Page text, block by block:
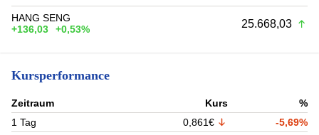
HANG SENG
+136,03
+0,53% 25.668,03
Kursperformance
Zeitraum Kurs
%
1 Tag
0,861€
-5,69%